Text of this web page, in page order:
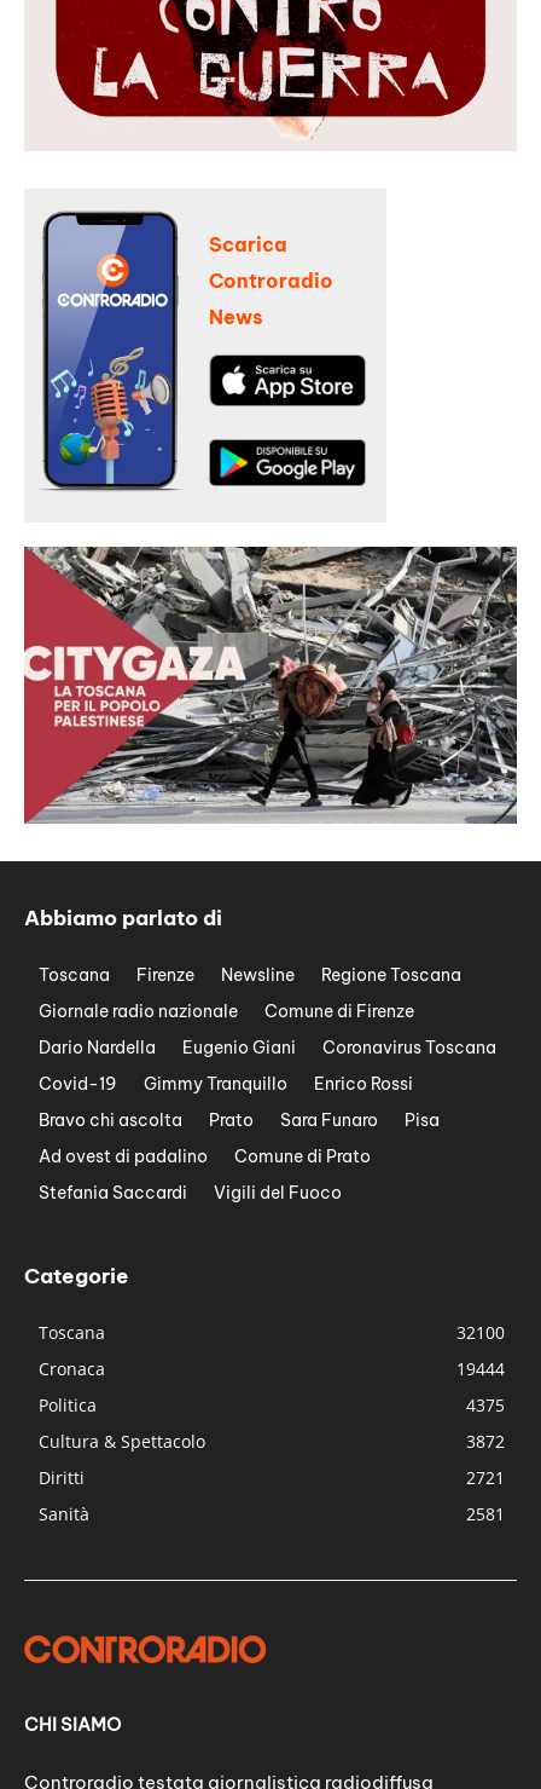
Scarica
Controradio
News
Abbiamo parlato di
Toscana Firenze Newsline
Regione Toscana
Giornale radio nazionale
Comune di Firenze
Dario Nardella
Eugenio Giani
Coronavirus Toscana
Covid-19
Gimmy Tranquillo
Enrico Rossi
Bravo chi ascolta
Prato Sara Funaro
Pisa
Ad ovest di padalino
Comune di Prato
Stefania Saccardi
Vigili del Fuoco
Categorie
Toscana
32100
Cronaca
19444
Politica
4375
Cultura & Spettacolo
3872
Diritti
2721
Sanità
2581
CHI SIAMO
Controradio testata giornalistica radiodiffusa